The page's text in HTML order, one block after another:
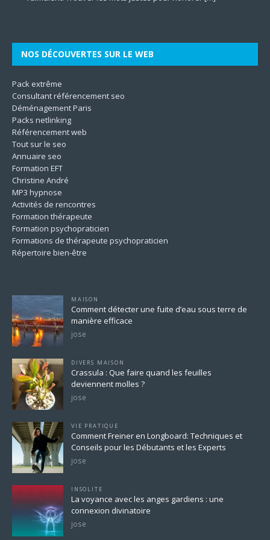
NOS DÉCOUVERTES SUR LE WEB
Pack extrême
Consultant référencement seo
Déménagement Paris
Packs netlinking
Référencement web
Tout sur le seo
Annuaire seo
Formation EFT
Christine André
MP3 hypnose
Activités de rencontres
Formation thérapeute
Formation psychopraticien
Formations de thérapeute psychopraticien
Répertoire bien-être
MAISON
Comment détecter une fuite d’eau sous terre de
manière efficace
jose
DIVERS MAISON
Crassula : Que faire quand les feuilles
deviennent molles ?
jose
VIE PRATIQUE
Comment Freiner en Longboard: Techniques et
Conseils pour les Débutants et les Experts
jose
INSOLITE
La voyance avec les anges gardiens : une
connexion divinatoire
jose